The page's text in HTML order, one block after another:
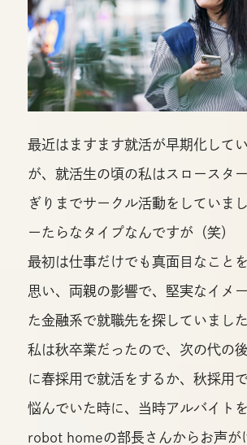
最近はますます就活が早期化して
が、就活生の頃の私はスロースタ
ぎりまでサークル活動をしていま
ーたらなタイプなんですが（笑）
最初は仕事だけでも真面目なこと
思い、両親の影響で、堅実なイメ
た金融系で就職先を探していました
私は秋卒業だったので、次の代の
に春採用で就活をするか、秋採用
悩んでいた時に、当時アルバイト
robot homeの部長さんからお声が